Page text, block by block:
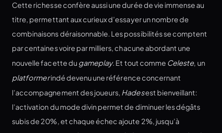
Cette richesse confère aussi une durée de vie immense au
titre, permettant aux curieux d’essayer un nombre de
combinaisons déraisonnable. Les possibilités se comptent
par centaines voire par milliers, chacune abordant une
nouvelle facette du gameplay. Et tout comme Celeste, un
platformerindé devenu une référence concernant
l’accompagnement des joueurs, Hadesest bienveillant:
l’activation du mode divin permet de diminuer les dégâts
subis de 20%, et chaque échec ajoute 2%, jusqu’à